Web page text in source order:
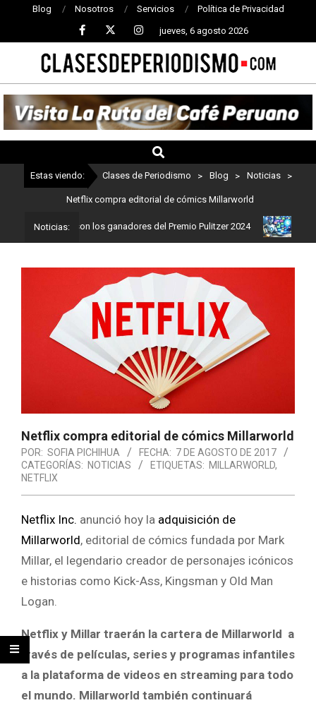
Blog Nosotros Servicios Política de Privacidad
jueves, 6 agosto 2026
CLASES
DE
PERIODISMO
Estas viendo: Clases de Periodismo > Blog > Noticias >
Netflix compra editorial de cómics Millarworld
Noticias:
Estos son los ganadores del Premio Pulitzer 2024
Netflix compra editorial de cómics Millarworld
POR: SOFIA PICHIHUA FECHA: 7 DE AGOSTO DE 2017
CATEGORÍAS: NOTICIAS ETIQUETAS: MILLARWORLD,
NETFLIX
Netflix Inc. anunció hoy la adquisición de
Millarworld, editorial de cómics fundada por Mark
Millar, el legendario creador de personajes icónicos
e historias como Kick-Ass, Kingsman y Old Man
Logan.
Netflix y Millar traerán la cartera de Millarworld a
través de películas, series y programas infantiles
a la plataforma de videos en streaming para todo
el mundo. Millarworld también continuará